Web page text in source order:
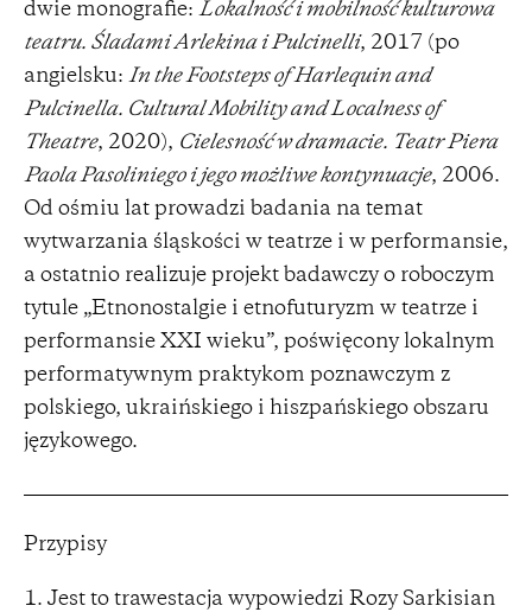
dwie monografie: Lokalność i mobilność kulturowa
teatru. Śladami Arlekina i Pulcinelli, 2017 (po
angielsku: In the Footsteps of Harlequin and
Pulcinella. Cultural Mobility and Localness of
Theatre, 2020), Cielesność w dramacie. Teatr Piera
Paola Pasoliniego i jego możliwe kontynuacje, 2006.
Od ośmiu lat prowadzi badania na temat
wytwarzania śląskości w teatrze i w performansie,
a ostatnio realizuje projekt badawczy o roboczym
tytule „Etnonostalgie i etnofuturyzm w teatrze i
performansie XXI wieku”, poświęcony lokalnym
performatywnym praktykom poznawczym z
polskiego, ukraińskiego i hiszpańskiego obszaru
językowego.
Przypisy
Jest to trawestacja wypowiedzi Rozy Sarkisian